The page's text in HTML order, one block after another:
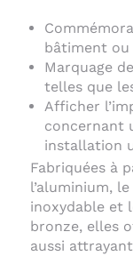
bâtiment ou
Marquage
telles que
Afficher
concernant
installation
Fabriquées à
l’aluminium,
inoxydable et
bronze, elles
aussi